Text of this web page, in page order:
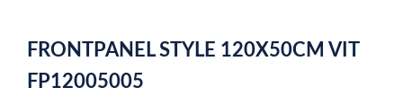
of
1
FRONTPANEL STYLE 120X50CM VIT
FP12005005